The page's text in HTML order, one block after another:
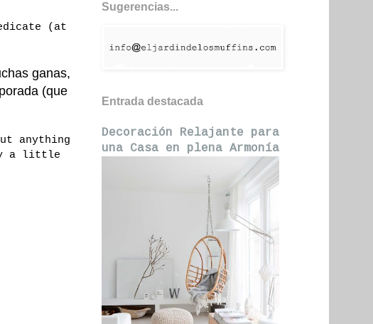
(at
ganas,
(que
anything
a little
Sugerencias...
Entrada destacada
Decoración Relajante para
una Casa en plena Armonía